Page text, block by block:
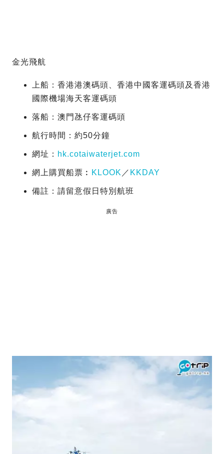
金光飛航
上船：香港港澳碼頭、香港中國客運碼頭及香港
國際機場海天客運碼頭
落船：澳門氹仔客運碼頭
航行時間：約50分鐘
網址： hk.cotaiwaterjet.com
網上購買船票︰ KLOOK ／ KKDAY
備註：請留意假日特別航班
廣告